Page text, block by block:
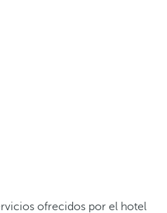
ofrecidos por el hotel